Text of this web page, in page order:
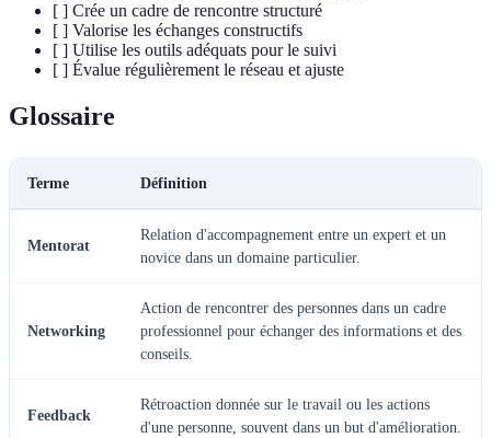
[ ] Crée un cadre de rencontre structuré
[ ] Valorise les échanges constructifs
[ ] Utilise les outils adéquats pour le suivi
[ ] Évalue régulièrement le réseau et ajuste
Glossaire
Terme Définition
Mentorat
Relation d'accompagnement entre un expert et un
novice dans un domaine particulier.
Networking
Action de rencontrer des personnes dans un cadre
professionnel pour échanger des informations et des
conseils.
Feedback
Rétroaction donnée sur le travail ou les actions
d'une personne, souvent dans un but d'amélioration.